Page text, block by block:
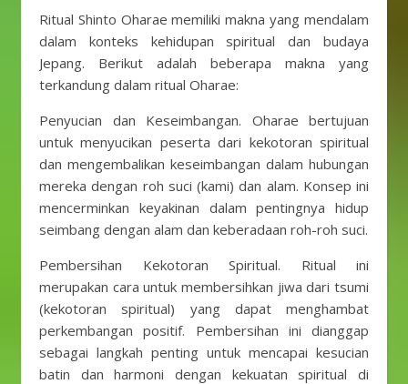
Ritual Shinto Oharae memiliki makna yang mendalam
dalam konteks kehidupan spiritual dan budaya
Jepang. Berikut adalah beberapa makna yang
terkandung dalam ritual Oharae:
Penyucian dan Keseimbangan. Oharae bertujuan
untuk menyucikan peserta dari kekotoran spiritual
dan mengembalikan keseimbangan dalam hubungan
mereka dengan roh suci (kami) dan alam. Konsep ini
mencerminkan keyakinan dalam pentingnya hidup
seimbang dengan alam dan keberadaan roh-roh suci.
Pembersihan Kekotoran Spiritual. Ritual ini
merupakan cara untuk membersihkan jiwa dari tsumi
(kekotoran spiritual) yang dapat menghambat
perkembangan positif. Pembersihan ini dianggap
sebagai langkah penting untuk mencapai kesucian
batin dan harmoni dengan kekuatan spiritual di